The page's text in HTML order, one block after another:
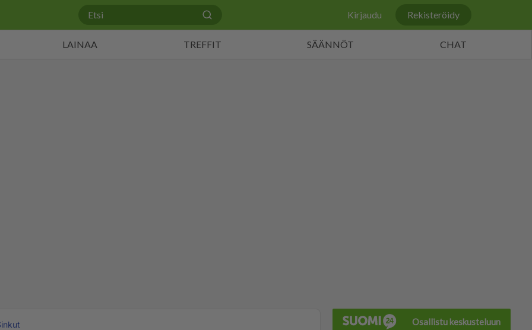
Kirjaudu Rekisteröidy
LAINAA TREFFIT SÄÄNNÖT CHAT
Osallistu keskusteluun